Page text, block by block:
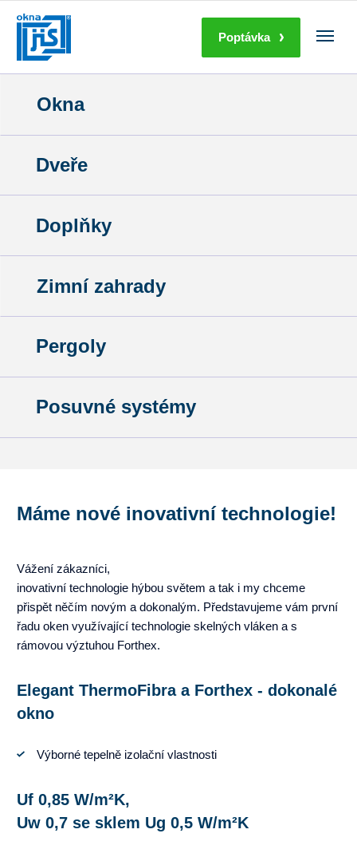
Poptávka
Okna
Dveře
Doplňky
Zimní zahrady
Pergoly
Posuvné systémy
Máme nové inovativní technologie!
Vážení zákazníci,
inovativní technologie hýbou světem a tak i my chceme
přispět něčím novým a dokonalým. Představujeme vám první
řadu oken využívající technologie skelných vláken a s
rámovou výztuhou Forthex.
Elegant ThermoFibra a Forthex - dokonalé
okno
Výborné tepelně izolační vlastnosti
Uf 0,85 W/m²K,
Uw 0,7 se sklem Ug 0,5 W/m²K